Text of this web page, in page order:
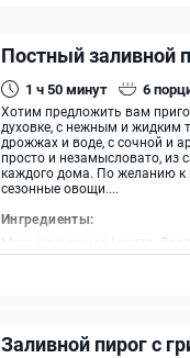
Постный заливной
1 ч 50минут 6
Хотим предложить вам
духовке, с нежным и жидким
дрожжах и воде, с сочной и
просто и незамысловато, из
каждого дома. По желанию к
сезонные овощи....
Ингредиенты:
Мука пшеничная I сорта,
Заливной пирог с